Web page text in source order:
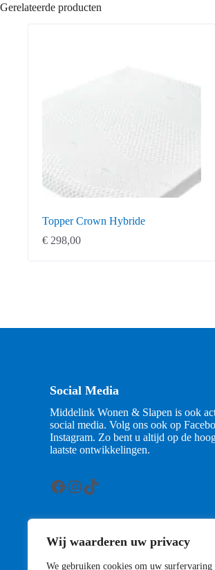
Wij waarderen uw privacy
We gebruiken cookies om uw surfervaring
Gerelateerde producten
Topper Crown Hybride
€ 298,00
Social Media
Middelink Wonen & Slapen is ook
social media. Volg ons ook op
Instagram. Zo bent u altijd op de
laatste ontwikkelingen.
Facebook
Instagram
TikTok